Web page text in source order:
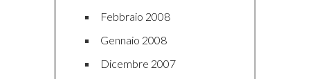
Febbraio 2008
Gennaio 2008
Dicembre 2007